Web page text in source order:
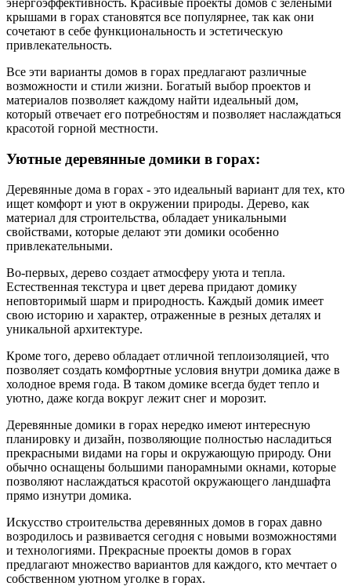
энергоэффективность. Красивые проекты домов с зелеными
крышами в горах становятся все популярнее, так как они
сочетают в себе функциональность и эстетическую
привлекательность.
Все эти варианты домов в горах предлагают различные
возможности и стили жизни. Богатый выбор проектов и
материалов позволяет каждому найти идеальный дом,
который отвечает его потребностям и позволяет наслаждаться
красотой горной местности.
Уютные деревянные домики в горах:
Деревянные дома в горах - это идеальный вариант для тех, кто
ищет комфорт и уют в окружении природы. Дерево, как
материал для строительства, обладает уникальными
свойствами, которые делают эти домики особенно
привлекательными.
Во-первых, дерево создает атмосферу уюта и тепла.
Естественная текстура и цвет дерева придают домику
неповторимый шарм и природность. Каждый домик имеет
свою историю и характер, отраженные в резных деталях и
уникальной архитектуре.
Кроме того, дерево обладает отличной теплоизоляцией, что
позволяет создать комфортные условия внутри домика даже в
холодное время года. В таком домике всегда будет тепло и
уютно, даже когда вокруг лежит снег и морозит.
Деревянные домики в горах нередко имеют интересную
планировку и дизайн, позволяющие полностью насладиться
прекрасными видами на горы и окружающую природу. Они
обычно оснащены большими панорамными окнами, которые
позволяют наслаждаться красотой окружающего ландшафта
прямо изнутри домика.
Искусство строительства деревянных домов в горах давно
возродилось и развивается сегодня с новыми возможностями
и технологиями. Прекрасные проекты домов в горах
предлагают множество вариантов для каждого, кто мечтает о
собственном уютном уголке в горах.